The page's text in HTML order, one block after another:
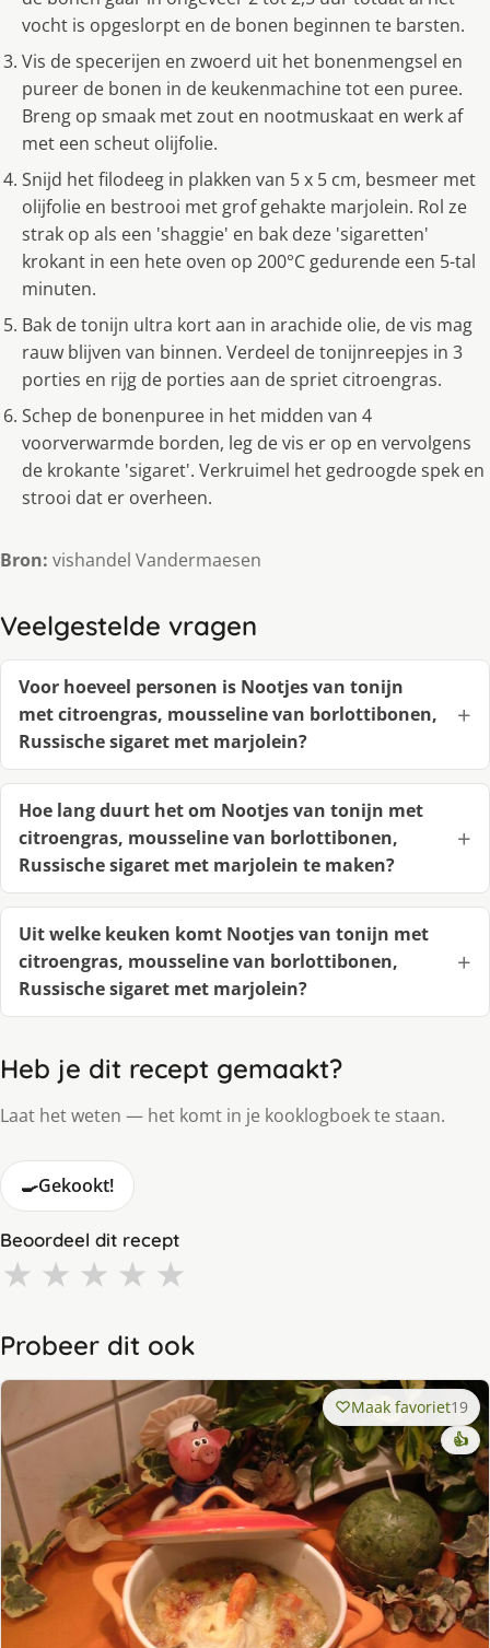
vocht is opgeslorpt en de bonen beginnen te barsten.
Vis de specerijen en zwoerd uit het bonenmengsel en
pureer de bonen in de keukenmachine tot een puree.
Breng op smaak met zout en nootmuskaat en werk af
met een scheut olijfolie.
Snijd het filodeeg in plakken van 5 x 5 cm, besmeer met
olijfolie en bestrooi met grof gehakte marjolein. Rol ze
strak op als een 'shaggie' en bak deze 'sigaretten'
krokant in een hete oven op 200°C gedurende een 5-tal
minuten.
Bak de tonijn ultra kort aan in arachide olie, de vis mag
rauw blijven van binnen. Verdeel de tonijnreepjes in 3
porties en rijg de porties aan de spriet citroengras.
Schep de bonenpuree in het midden van 4
voorverwarmde borden, leg de vis er op en vervolgens
de krokante 'sigaret'. Verkruimel het gedroogde spek en
strooi dat er overheen.
Bron: vishandel Vandermaesen
Veelgestelde vragen
Voor hoeveel personen is Nootjes van tonijn
met citroengras, mousseline van borlottibonen,
Russische sigaret met marjolein?
Hoe lang duurt het om Nootjes van tonijn met
citroengras, mousseline van borlottibonen,
Russische sigaret met marjolein te maken?
Uit welke keuken komt Nootjes van tonijn met
citroengras, mousseline van borlottibonen,
Russische sigaret met marjolein?
Heb je dit recept gemaakt?
Laat het weten — het komt in je kooklogboek te staan.
🍳Gekookt!
Beoordeel dit recept
★ ★ ★ ★ ★
Probeer dit ook
Maak favoriet19
👍